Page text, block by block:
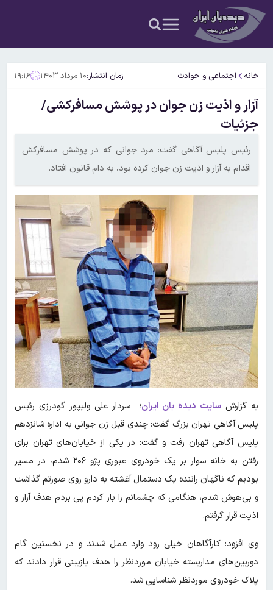
خانه اجتماعی و حوادث زمان انتشار:۱۰ مرداد ۱۴۰۳ ۱۹:۱۶
آزار و اذیت زن جوان در پوشش مسافرکشی/
جزئیات
رئیس پلیس آگاهی گفت: مرد جوانی که در پوشش مسافرکش
اقدام به آزار و اذیت زن جوان کرده بود، به دام قانون افتاد.
به گزارشسایت دیده بان ایران؛ سردار علی ولیپور گودرزی رئیس
پلیس آگاهی تهران بزرگ گفت: چندی قبل زن جوانی به اداره شانزدهم
پلیس آگاهی تهران رفت و گفت: در یکی از خیابان‌های تهران برای
رفتن به خانه سوار بر یک خودروی عبوری پژو ۲۰۶ شدم، در مسیر
بودیم که ناگهان راننده یک دستمال آغشته به دارو روی صورتم گذاشت
و بی‌هوش شدم، هنگامی که چشمانم را باز کردم پی بردم هدف آزار و
اذیت قرار گرفتم.
وی افزود: کارآگاهان خیلی زود وارد عمل شدند و در نخستین گام
دوربین‌های مداربسته خیابان موردنظر را هدف بازبینی قرار دادند که
پلاک خودروی موردنظر شناسایی شد.